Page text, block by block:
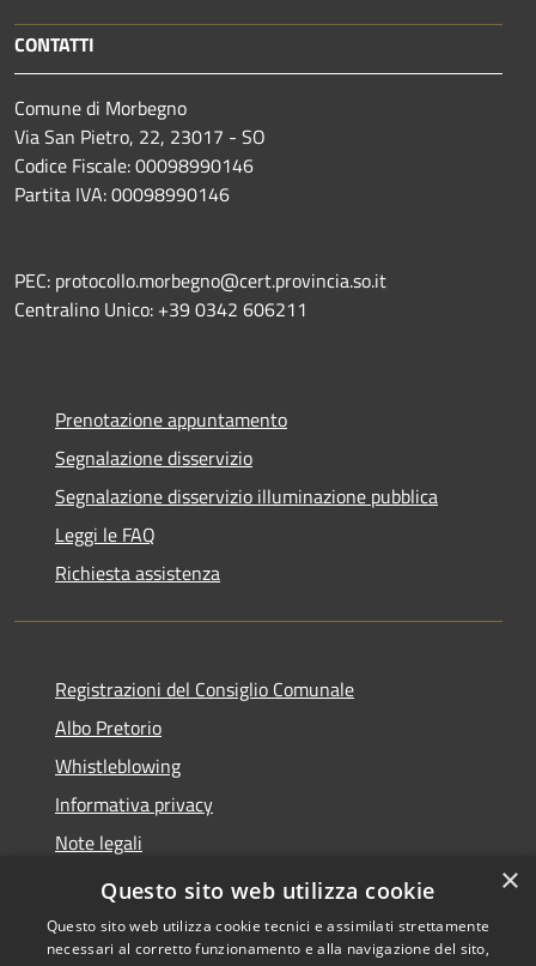
CONTATTI
Comune di Morbegno
Via San Pietro, 22, 23017 - SO
Codice Fiscale: 00098990146
Partita IVA: 00098990146
PEC: protocollo.morbegno@cert.provincia.so.it
Centralino Unico: +39 0342 606211
Prenotazione appuntamento
Segnalazione disservizio
Segnalazione disservizio illuminazione pubblica
Leggi le FAQ
Richiesta assistenza
Registrazioni del Consiglio Comunale
Albo Pretorio
Whistleblowing
Informativa privacy
Note legali
Dichiarazione di accessibilità
×
Questo sito web utilizza cookie
Questo sito web utilizza cookie tecnici e assimilati strettamente
necessari al corretto funzionamento e alla navigazione del sito,